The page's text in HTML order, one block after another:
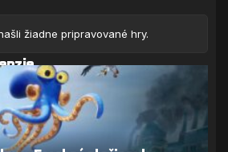
žiadne pripravované hry.